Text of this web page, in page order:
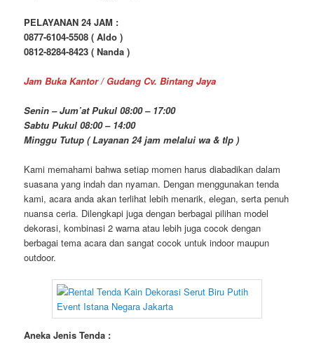
PELAYANAN 24 JAM :
0877-6104-5508 ( Aldo )
0812-8284-8423 ( Nanda )
Jam Buka Kantor / Gudang Cv. Bintang Jaya
Senin – Jum’at Pukul 08:00 – 17:00
Sabtu Pukul 08:00 – 14:00
Minggu Tutup ( Layanan 24 jam melalui wa & tlp )
Kami memahami bahwa setiap momen harus diabadikan dalam
suasana yang indah dan nyaman. Dengan menggunakan tenda
kami, acara anda akan terlihat lebih menarik, elegan, serta penuh
nuansa ceria. Dilengkapi juga dengan berbagai pilihan model
dekorasi, kombinasi 2 warna atau lebih juga cocok dengan
berbagai tema acara dan sangat cocok untuk indoor maupun
outdoor.
Aneka Jenis Tenda :